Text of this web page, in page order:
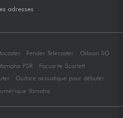
adresses
Fender Telecaster
Gibson SG
PSR
Focusrite Scarlett
Guitare acoustique pour débuter
Yamaha